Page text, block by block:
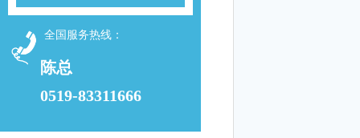
全国服务热线：
陈总
0519-83311666